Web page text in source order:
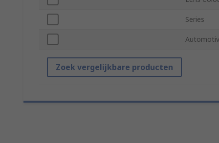
Series
Zoek vergelijkbare producten